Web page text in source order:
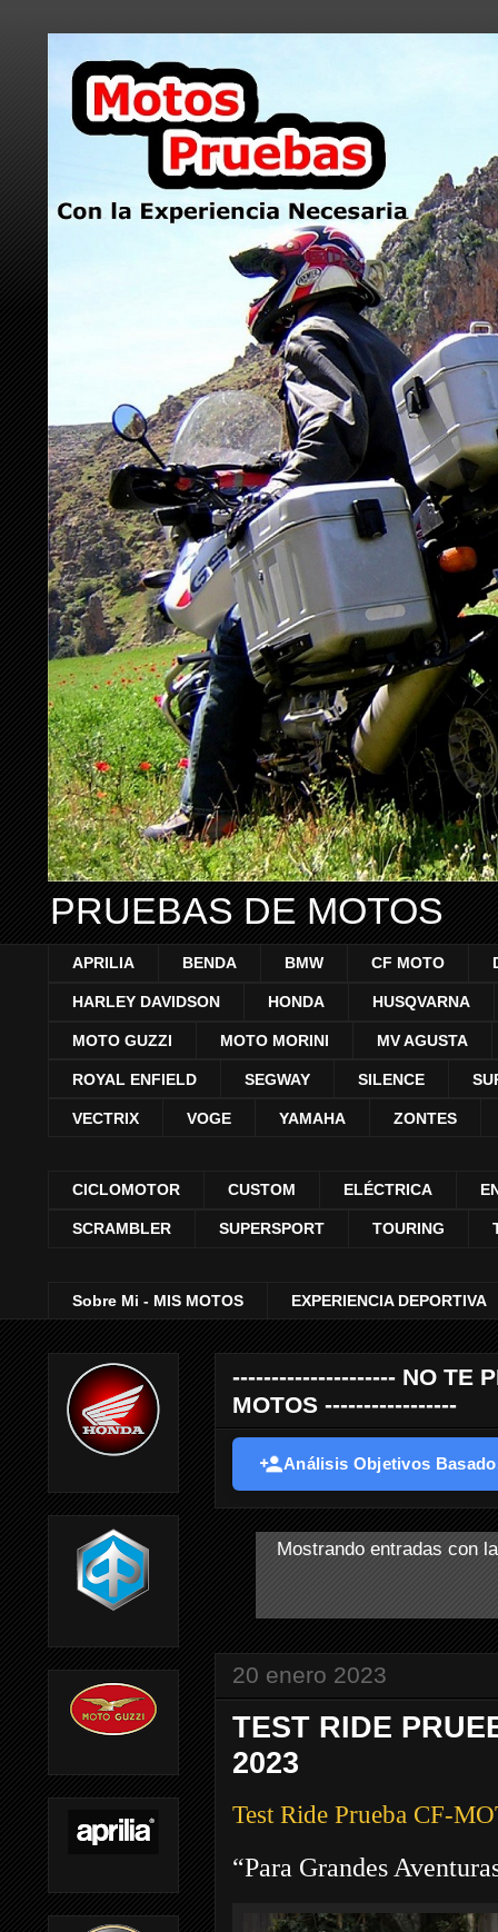
PRUEBAS DE MOTOS
APRILIA BENDA BMW CF MOTO
HARLEY DAVIDSON HONDA HUSQVARNA
MOTO GUZZI MOTO MORINI MV AGUSTA
ROYAL ENFIELD SEGWAY SILENCE
VECTRIX VOGE YAMAHA ZONTES
CICLOMOTOR CUSTOM ELÉCTRICA
SCRAMBLER SUPERSPORT TOURING
Sobre Mi - MIS MOTOS EXPERIENCIA DEPORTIVA
--------------------- NO TE
MOTOS -----------------
Análisis Objetivos
Mostrando entradas con
20 enero 2023
TEST RIDE
2023
Test Ride Prueba CF-
“Para Grandes